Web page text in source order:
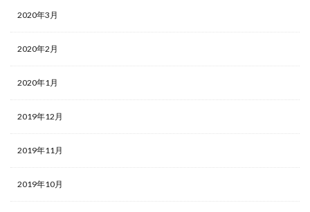
2020年3月
2020年2月
2020年1月
2019年12月
2019年11月
2019年10月